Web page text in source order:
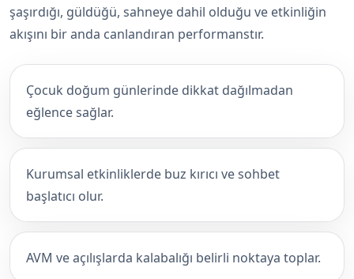
şaşırdığı, güldüğü, sahneye dahil olduğu ve etkinliğin
akışını bir anda canlandıran performanstır.
Çocuk doğum günlerinde dikkat dağılmadan
eğlence sağlar.
Kurumsal etkinliklerde buz kırıcı ve sohbet
başlatıcı olur.
AVM ve açılışlarda kalabalığı belirli noktaya toplar.